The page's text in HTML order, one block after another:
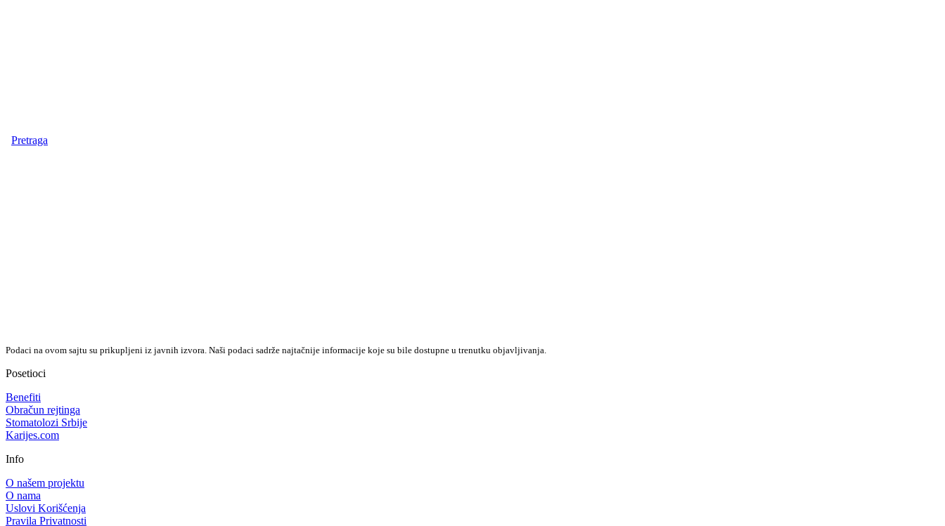
Pretraga
Podaci na ovom sajtu su prikupljeni iz javnih izvora. Naši podaci sadrže najtačnije informacije koje su bile dostupne u trenutku objavljivanja.
Posetioci
Benefiti
Obračun rejtinga
Stomatolozi Srbije
Karijes.com
Info
O našem projektu
O nama
Uslovi Korišćenja
Pravila Privatnosti